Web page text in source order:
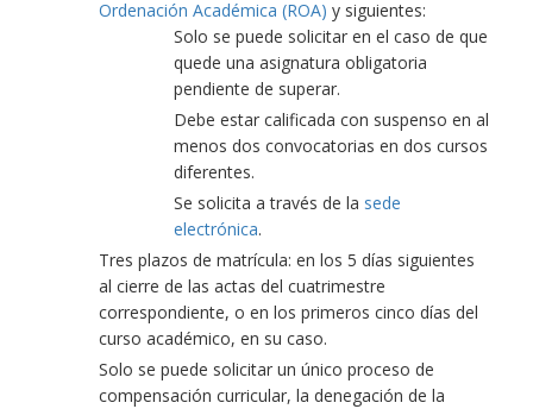
Ordenación Académica (ROA) y siguientes:
Solo se puede solicitar en el caso de que
quede una asignatura obligatoria
pendiente de superar.
Debe estar calificada con suspenso en al
menos dos convocatorias en dos cursos
diferentes.
Se solicita a través de la sede
electrónica.
Tres plazos de matrícula: en los 5 días siguientes
al cierre de las actas del cuatrimestre
correspondiente, o en los primeros cinco días del
curso académico, en su caso.
Solo se puede solicitar un único proceso de
compensación curricular, la denegación de la